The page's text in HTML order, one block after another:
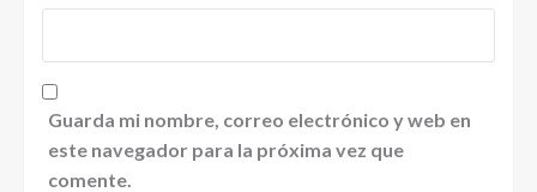
Guarda mi nombre, correo electrónico y web en
este navegador para la próxima vez que
comente.